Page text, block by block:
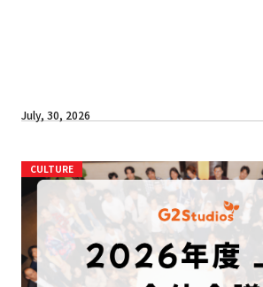
July, 30, 2026
CULTURE